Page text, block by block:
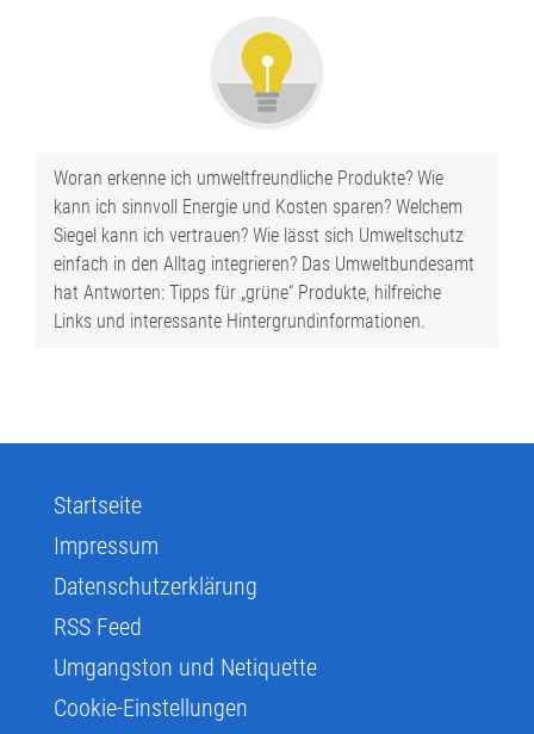
Woran erkenne ich umweltfreundliche Produkte? Wie
kann ich sinnvoll Energie und Kosten sparen? Welchem
Siegel kann ich vertrauen? Wie lässt sich Umweltschutz
einfach in den Alltag integrieren? Das Umweltbundesamt
hat Antworten: Tipps für „grüne“ Produkte, hilfreiche
Links und interessante Hintergrundinformationen.
Startseite
Impressum
Datenschutzerklärung
RSS Feed
Umgangston und Netiquette
Cookie-Einstellungen